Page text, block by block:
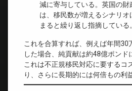
減に寄与している。英国の財
は、移民数が増えるシナリ
まると繰り返し指摘している。
これを合算すれば、例えば年間30
した場合、純貢献は約48億ポンド
これは不正規移民対応に要するコ
り、さらに長期的には何倍もの利